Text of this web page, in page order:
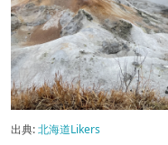
出典:北海道Likers